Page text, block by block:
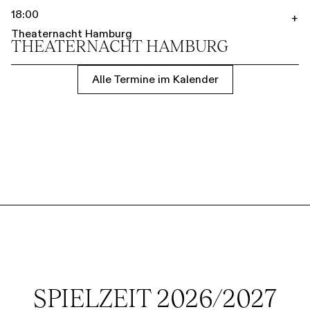
18:00
Theaternacht Hamburg
THEATER­NACHT HAMBURG
+
Alle Termine im Kalender
SPIELZEIT 2026/2027